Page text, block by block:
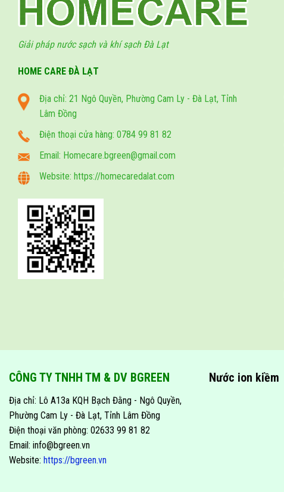
Giải pháp nước sạch và khí sạch Đà Lạt
HOME CARE ĐÀ LẠT
Địa chỉ: 21 Ngô Quyền, Phường Cam Ly - Đà Lạt, Tỉnh
Lâm Đồng
Điện thoại cửa hàng: 0784 99 81 82
Email: Homecare.bgreen@gmail.com
Website: https://homecaredalat.com
CÔNG TY TNHH TM & DV BGREEN
Địa chỉ: Lô A13a KQH Bạch Đằng - Ngô Quyền,
Phường Cam Ly - Đà Lạt, Tỉnh Lâm Đồng
Điện thoại văn phòng: 02633 99 81 82
Email: info@bgreen.vn
Website: https://bgreen.vn
Nước ion kiềm